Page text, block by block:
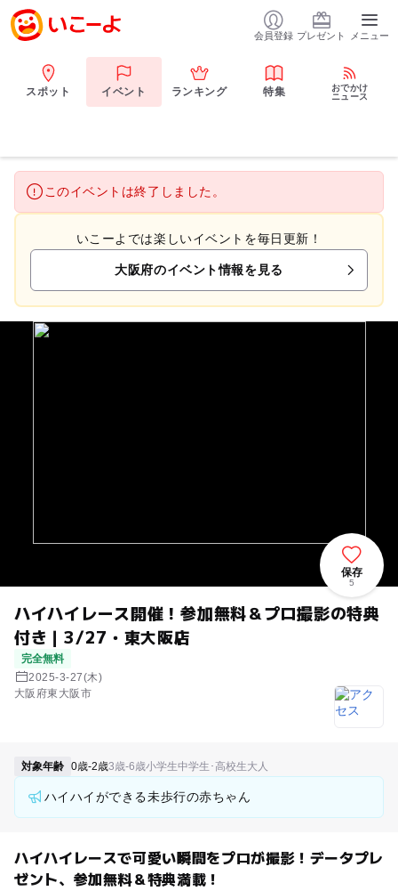
会員登録 プレゼント メニュー
スポット イベント ランキング 特集
おでかけ
ニュース
このイベントは終了しました。
いこーよでは楽しいイベントを毎日更新！
大阪府のイベント情報を見る
ハイハイレース開催！参加無料＆プロ撮影の特典
付き｜3/27・東大阪店
完全無料
2025-3-27(木)
大阪府東大阪市
保存
5
対象年齢 0歳-2歳3歳-6歳小学生中学生･高校生大人
ハイハイができる未歩行の赤ちゃん
ハイハイレースで可愛い瞬間をプロが撮影！データプレ
ゼント、参加無料＆特典満載！